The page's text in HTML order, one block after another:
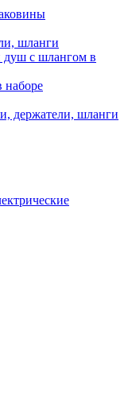
шланги
с шлангом в
наборе
держатели, шланги